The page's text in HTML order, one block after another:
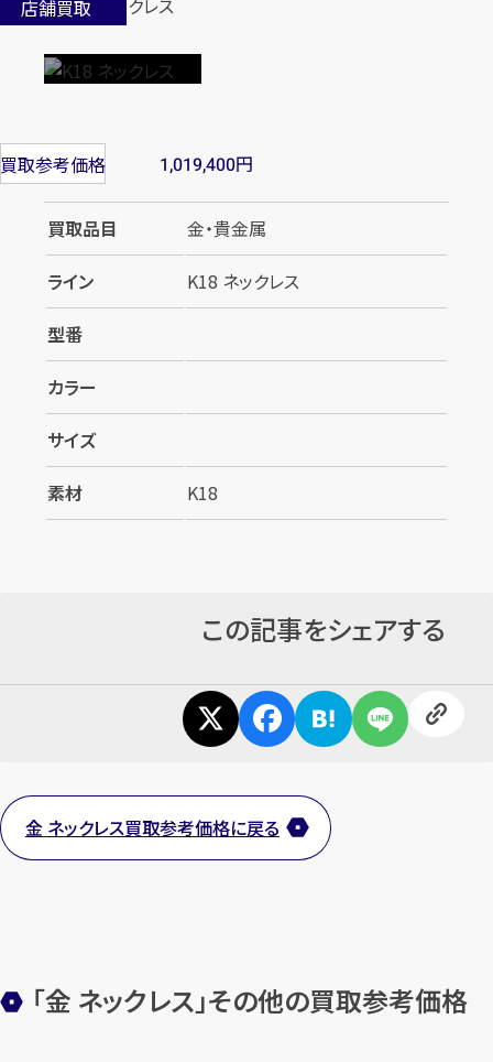
店舗買取
買取参考価格 1,019,400円
買取品目
金・貴金属
ライン
K18 ネックレス
型番
カラー
サイズ
素材
K18
この記事をシェアする
金 ネックレス買取参考価格に戻る
「金 ネックレス」その他の買取参考価格